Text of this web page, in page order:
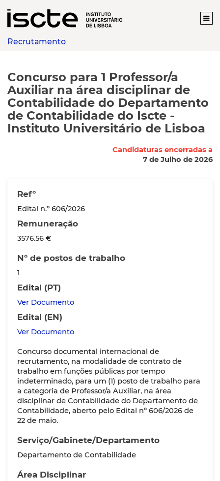
Recrutamento
Concurso para 1 Professor/a
Auxiliar na área disciplinar de
Contabilidade do Departamento
de Contabilidade do Iscte -
Instituto Universitário de Lisboa
Candidaturas encerradas a
7 de Julho de 2026
Refº
Edital n.º 606/2026
Remuneração
3576.56 €
Nº de postos de trabalho
1
Edital (PT)
Ver Documento
Edital (EN)
Ver Documento
Concurso documental internacional de
recrutamento, na modalidade de contrato de
trabalho em funções públicas por tempo
indeterminado, para um (1) posto de trabalho para
a categoria de Professor/a Auxiliar, na área
disciplinar de Contabilidade do Departamento de
Contabilidade, aberto pelo Edital nº 606/2026 de
22 de maio.
Serviço/Gabinete/Departamento
Departamento de Contabilidade
Área Disciplinar